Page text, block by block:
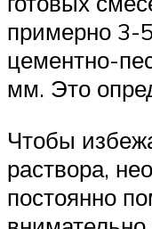
примерно 3-
цементно-
мм. Это
Чтобы
раствора,
постоянно